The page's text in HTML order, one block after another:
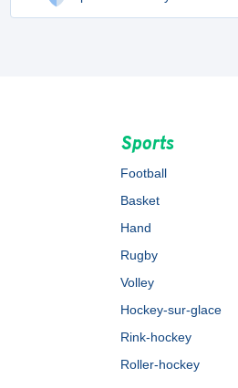
Sports
Football
Basket
Hand
Rugby
Volley
Hockey-sur-glace
Rink-hockey
Roller-hockey